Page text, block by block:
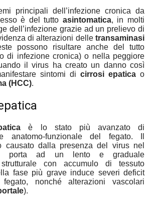
principali dell’infezione cronica da
è del tutto asintomatica, in molti
dell’infezione grazie ad un prelievo di
di alterazioni delle transaminasi
possono risultare anche del tutto
di infezione cronica) o nella peggiore
il virus ha creato un danno così
sintomi di cirrosi epatica o
(HCC).
è lo stato più avanzato di
anatomo-funzionale del fegato. Il
causato dalla presenza del virus nel
porta ad un lento e graduale
strutturale con accumulo di tessuto
fase più grave induce severi deficit
nonché alterazioni vascolari
).